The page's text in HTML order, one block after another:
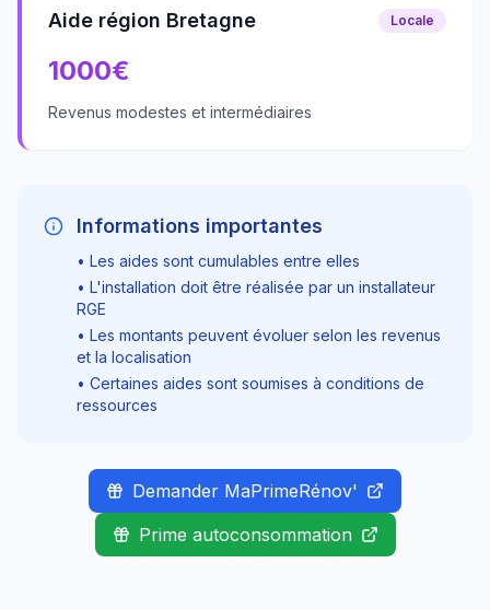
Aide région Bretagne Locale
1000€
Revenus modestes et intermédiaires
Informations importantes
• Les aides sont cumulables entre elles
• L'installation doit être réalisée par un installateur
RGE
• Les montants peuvent évoluer selon les revenus
et la localisation
• Certaines aides sont soumises à conditions de
ressources
Demander MaPrimeRénov'
Prime autoconsommation